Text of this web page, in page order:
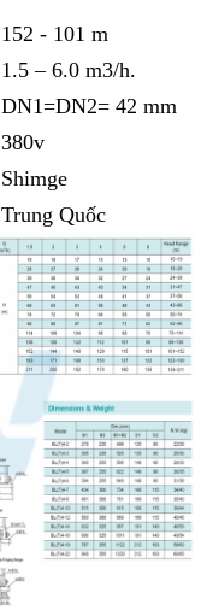
152 - 101 m
1.5 – 6.0 m3/h.
DN1=DN2= 42 mm
380v
Shimge
Trung Quốc